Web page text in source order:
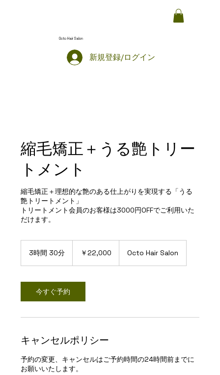
Octo Hair Salon
新規登録/ログイン
縮毛矯正＋うる艶トリー
トメント
縮毛矯正＋理想的な艶のある仕上がりを実現する「うる
艶トリートメント」
トリートメント会員のお客様は3000円OFFでご利用いた
だけます。
3時間 30分
3
0
分
￥22,000 Octo Hair Salon
今すぐ予約
キャンセルポリシー
予約の変更、キャンセルはご予約時間の24時間前までに
お願いいたします。